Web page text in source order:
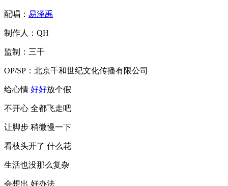
配唱： 易泽禹
制作人：QH
监制：三千
OP/SP：北京千和世纪文化传播有限公司
给心情 好好放个假
不开心 全都飞走吧
让脚步 稍微慢一下
看枝头开了 什么花
生活也没那么复杂
会想出 好办法